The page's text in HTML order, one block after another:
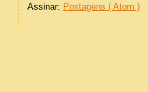
Assinar: Postagens ( Atom )